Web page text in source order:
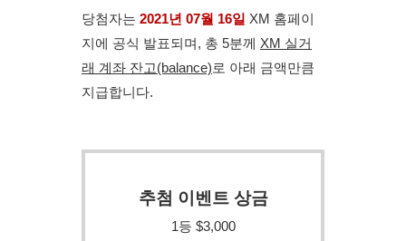
당첨자는 2021년 07월 16일 XM 홈페이
지에 공식 발표되며, 총 5분께 XM 실거
래 계좌 잔고(balance)로 아래 금액만큼
지급합니다.
추첨 이벤트 상금
1등 $3,000